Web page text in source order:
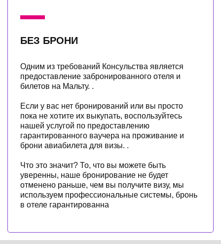
БЕЗ БРОНИ
Одним из требований Консульства является
предоставление забронированного отеля и
билетов на Мальту. .
Если у вас нет бронирований или вы просто
пока не хотите их выкупать, воспользуйтесь
нашей услугой по предоставлению
гарантированного ваучера на проживание и
брони авиабилета для визы. .
Что это значит? То, что вы можете быть
уверенны, наше бронирование не будет
отменено раньше, чем вы получите визу, мы
используем профессиональные системы, бронь
в отеле гарантированна